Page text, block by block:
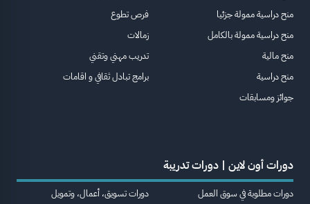
منح دراسية ممولة جزئيا
منح دراسية ممولة بالكامل
منح مالية
منح دراسية
جوائز ومسابقات
فرص تطوع
زمالات
تدريب مهني وتقني
برامج تبادل ثقافي و اقامات
دورات أون لاين | دورات تدريبة
دورات مطلوبة في سوق العمل
دورات تسويق، أعمال، وتمويل